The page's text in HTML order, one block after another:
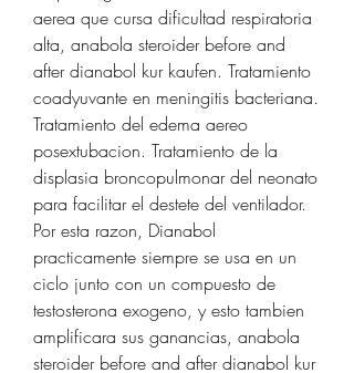
aerea que cursa dificultad respiratoria
alta, anabola steroider before and
after dianabol kur kaufen. Tratamiento
coadyuvante en meningitis bacteriana.
Tratamiento del edema aereo
posextubacion. Tratamiento de la
displasia broncopulmonar del neonato
para facilitar el destete del ventilador.
Por esta razon, Dianabol
practicamente siempre se usa en un
ciclo junto con un compuesto de
testosterona exogeno, y esto tambien
amplificara sus ganancias, anabola
steroider before and after dianabol kur